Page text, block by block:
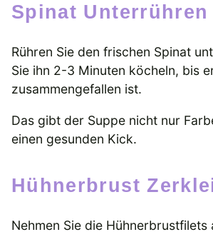
Spinat Unterrühren
Rühren Sie den frischen Spinat
Sie ihn 2-3 Minuten köcheln, bis
zusammengefallen ist.
Das gibt der Suppe nicht nur
einen gesunden Kick.
Hühnerbrust
Nehmen Sie die Hühnerbrustfilets